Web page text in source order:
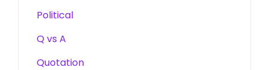
Political
Q vs A
Quotation